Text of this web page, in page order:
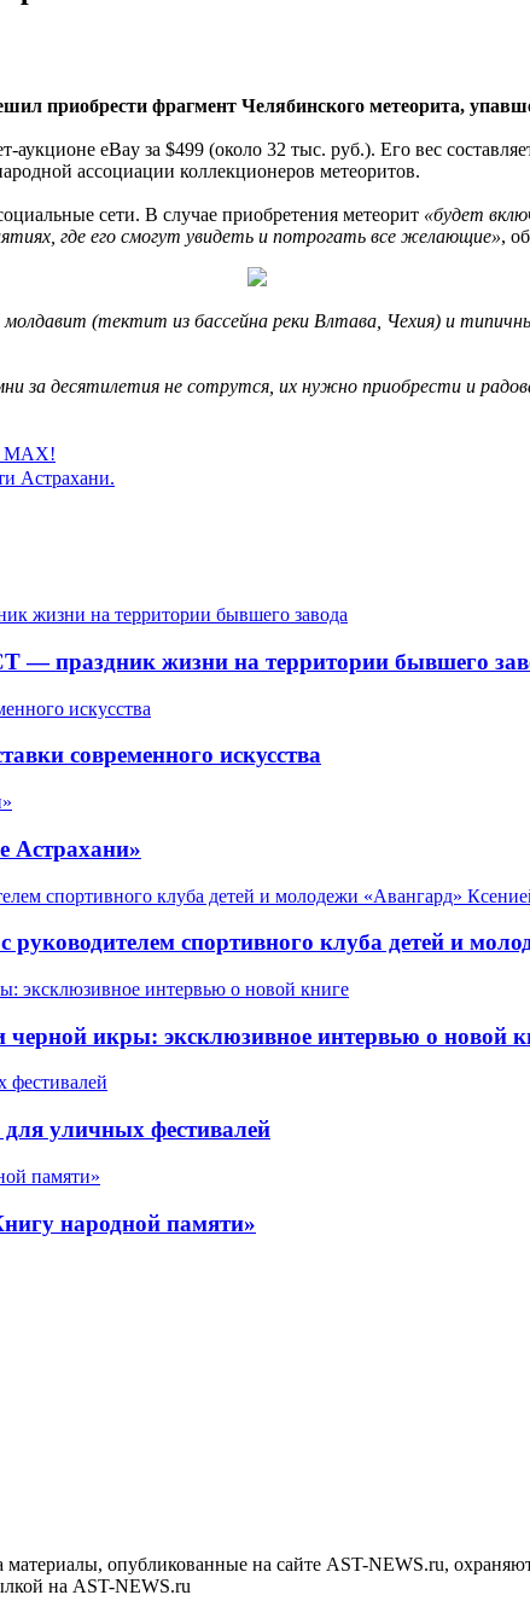
приобрести фрагмент Челябинского метеорита,
eBay за $499 (около 32 тыс. руб.). Его вес
ассоциации коллекционеров метеоритов.
сети. В случае приобретения метеорит «будет
где его смогут увидеть и потрогать все желающие»,
молдавит (тектит из бассейна реки Влтава, Чехия) и
за десятилетия не сотрутся, их нужно приобрести и
MAX!
Астрахани.
праздник жизни на территории бывшего
современного искусства
Астрахани»
спортивного клуба детей и
икры: эксклюзивное интервью о новой
уличных фестивалей
народной памяти»
опубликованные на сайте AST-NEWS.ru,
на AST-NEWS.ru